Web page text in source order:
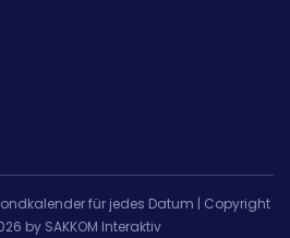
für jedes Datum | Copyright
by SAKKOM Interaktiv